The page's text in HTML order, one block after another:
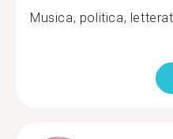
Musica, politica,